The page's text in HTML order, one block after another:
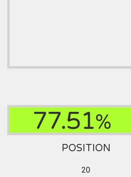
77.51%
POSITION
20